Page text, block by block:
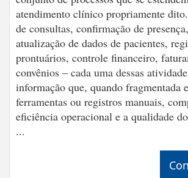
atendimento clínico propriamente
de consultas, confirmação de
atualização de dados de pacientes,
prontuários, controle financeiro,
convênios – cada uma dessas
informação que, quando fragmentada
ferramentas ou registros manuais,
eficiência operacional e a qualidade
...